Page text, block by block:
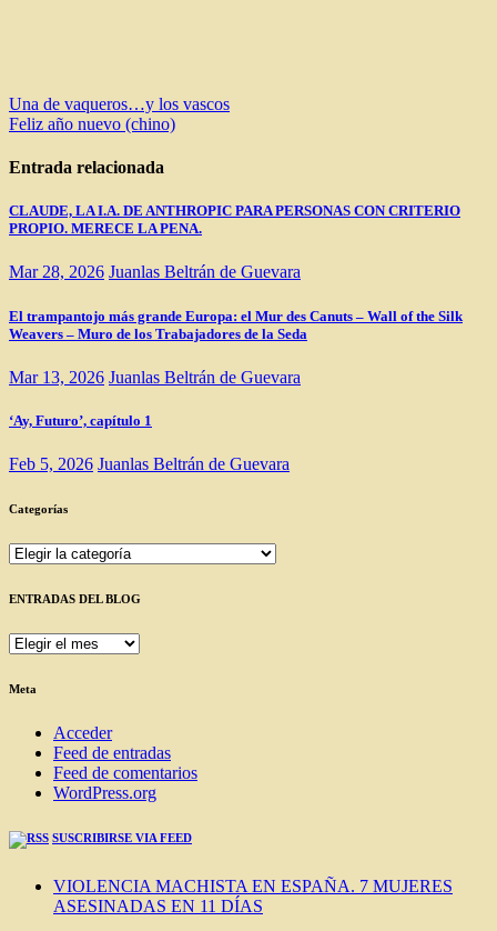
Navegación
de
entradas
Una de vaqueros…y los vascos
Feliz año nuevo (chino)
Entrada relacionada
CLAUDE, LA I.A. DE ANTHROPIC PARA PERSONAS CON CRITERIO
PROPIO. MERECE LA PENA.
Mar 28, 2026 Juanlas Beltrán de Guevara
El trampantojo más grande Europa: el Mur des Canuts – Wall of the Silk
Weavers – Muro de los Trabajadores de la Seda
Mar 13, 2026 Juanlas Beltrán de Guevara
‘Ay, Futuro’, capítulo 1
Feb 5, 2026 Juanlas Beltrán de Guevara
Categorías
Categorías
ENTRADAS DEL BLOG
ENTRADAS
BLOG
Meta
Acceder
Feed de entradas
Feed de comentarios
WordPress.org
SUSCRIBIRSE VIA FEED
VIOLENCIA MACHISTA EN ESPAÑA. 7 MUJERES
ASESINADAS EN 11 DÍAS